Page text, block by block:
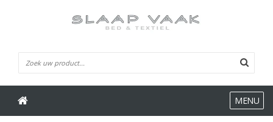
MENU